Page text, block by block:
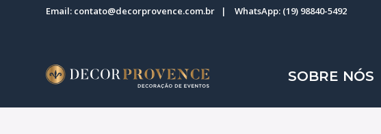
Email: contato@decorprovence.com.br | WhatsApp: (19) 98840-5492
SOBRE NÓS